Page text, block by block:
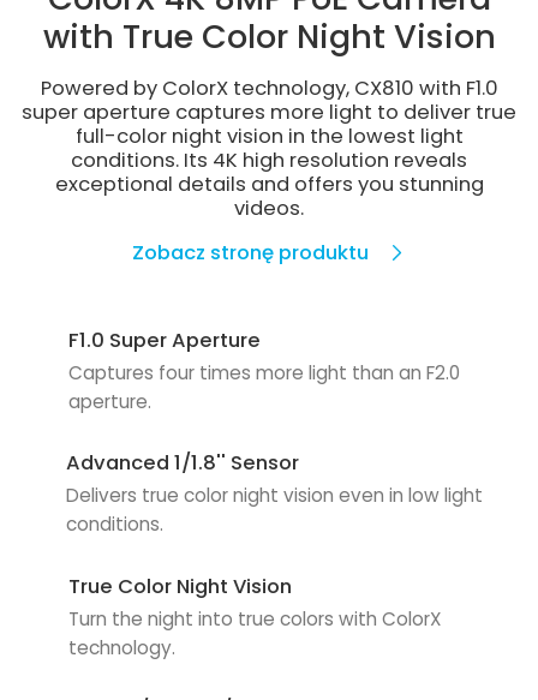
with True Color Night Vision
Powered by ColorX technology, CX810 with F1.0
super aperture captures more light to deliver true
full-color night vision in the lowest light
conditions. Its 4K high resolution reveals
exceptional details and offers you stunning
videos.
Zobacz stronę produktu
F1.0 Super Aperture
Captures four times more light than an F2.0
aperture.
Advanced 1/1.8'' Sensor
Delivers true color night vision even in low light
conditions.
True Color Night Vision
Turn the night into true colors with ColorX
technology.